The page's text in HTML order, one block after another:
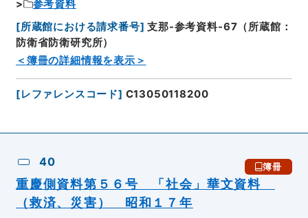
参考資料
[所蔵館における請求番号] 支那-参考資料-67（所蔵館：
防衛省防衛研究所）
＜簿冊の詳細情報を表示＞
[レファレンスコード] C13050118200
40 簿冊
重慶側資料第５６号 「社会」華文資料
（救済、災害） 昭和１７年